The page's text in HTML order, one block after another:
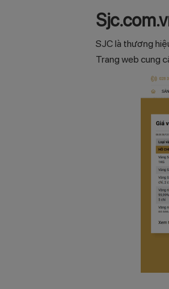
SJC là thương
Trang web cung